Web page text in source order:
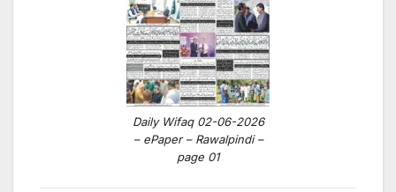
Daily Wifaq 02-06-2026
– ePaper – Rawalpindi –
page 01